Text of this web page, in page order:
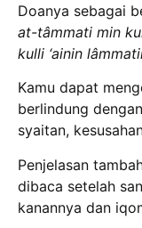
Doanya sebagai
at-tâmmati min
kulli ‘ainin
Kamu dapat
berlindung
syaitan,
Penjelasan
dibaca setelah
kanannya dan